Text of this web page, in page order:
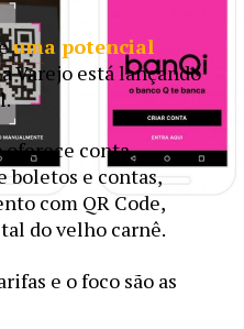
uma potencial
Varejo está lançando
oferece conta
boletos e contas,
com QR Code,
do velho carnê.
e o foco são as